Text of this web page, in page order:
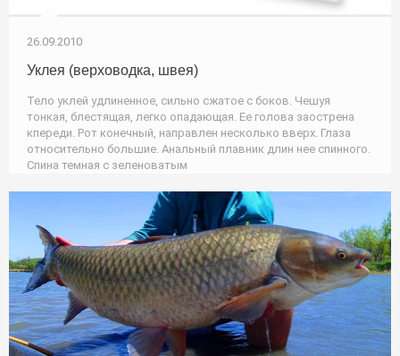
26.09.2010
Уклея (верховодка, швея)
Тело уклей удлиненное, сильно сжатое с боков. Чешуя
тонкая, блестящая, легко опадающая. Ее голова заострена
кпереди. Рот конечный, направлен несколько вверх. Глаза
относительно большие. Анальный плавник длин нее спинного.
Спина темная с зеленоватым